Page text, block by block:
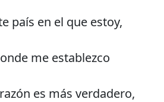
país en el que estoy,
me establezco
es más verdadero,